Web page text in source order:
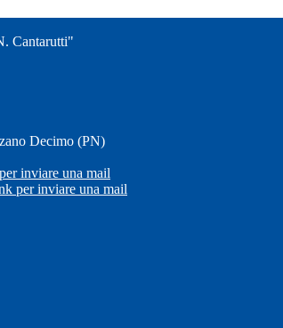
Cantarutti"
Decimo (PN)
inviare una mail
per inviare una mail